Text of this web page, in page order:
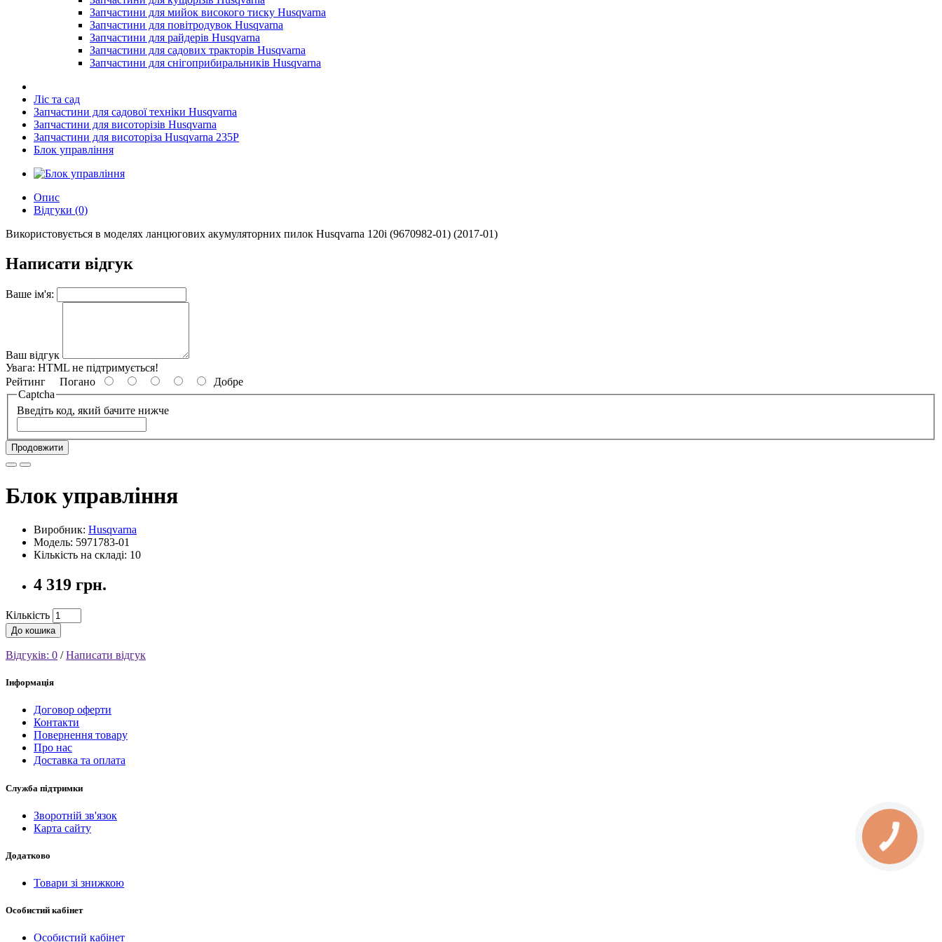
Запчастини для мийок високого тиску Husqvarna
Запчастини для повітродувок Husqvarna
Запчастини для райдерів Husqvarna
Запчастини для садових тракторів Husqvarna
Запчастини для снігоприбиральників Husqvarna
Ліс та сад
Запчастини для садової техніки Husqvarna
Запчастини для висоторізів Husqvarna
Запчастини для висоторіза Husqvarna 235P
Блок управління
Опис
Відгуки (0)
Використовується в моделях ланцюгових акумуляторних пилок Husqvarna 120i (9670982-01) (2017-01)
Написати відгук
Ваше ім'я:
Ваш відгук
Увага: HTML не підтримується!
Рейтинг Погано
Добре
Captcha
Введіть код, який бачите нижче
Продовжити
Блок управління
Виробник: Husqvarna
Модель: 5971783-01
Кількість на складі: 10
4 319 грн.
Кількість
До кошика
Відгуків: 0 /Написати відгук
Інформація
Договор оферти
Контакти
Повернення товару
Про нас
Доставка та оплата
Служба підтримки
Зворотній зв'язок
Карта сайту
Додатково
Товари зі знижкою
Особистий кабінет
Особистий кабінет